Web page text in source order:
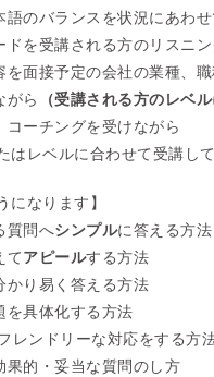
のバランスを状況にあわせ
ドを受講される方のリスニ
を面接予定の会社の業種、
がら
（受講される方のレベ
コーチングを受けながら
はレベルに合わせて受講して
になります】
質問へシンプルに答える方法
てアピールする方法
かり易く答える方法
を具体化する方法
レンドリーな対応をする方
果的・妥当な質問のし方